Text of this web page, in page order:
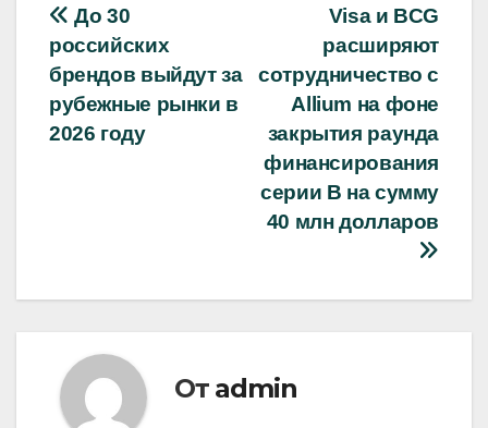
Навигация
по
записям
Visa и BCG
расширяют
сотрудничество с
Allium на фоне
закрытия раунда
финансирования
серии B на сумму
40 млн долларов
До 30
российских
брендов выйдут за
рубежные рынки в
2026 году
От admin